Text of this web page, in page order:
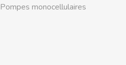
Pompes monocellulaires